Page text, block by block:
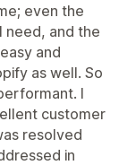
even the
need, and the
and
as well. So
I
customer
resolved
in